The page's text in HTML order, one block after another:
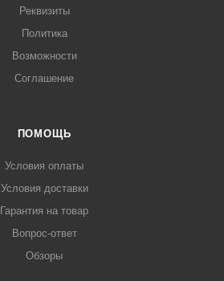
Реквизиты
Политика
Возможности
Соглашение
ПОМОЩЬ
Условия оплаты
Условия доставки
Гарантия на товар
Вопрос-ответ
Обзоры